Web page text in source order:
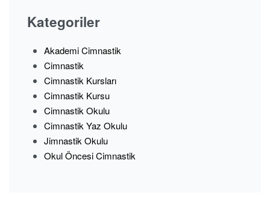
Kategoriler
Akademi Cimnastik
Cimnastik
Cimnastik Kursları
Cimnastik Kursu
Cimnastik Okulu
Cimnastik Yaz Okulu
Jimnastik Okulu
Okul Öncesi Cimnastik